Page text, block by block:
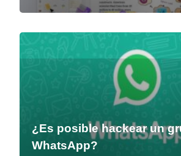
¿Es posible hackear un
WhatsApp?